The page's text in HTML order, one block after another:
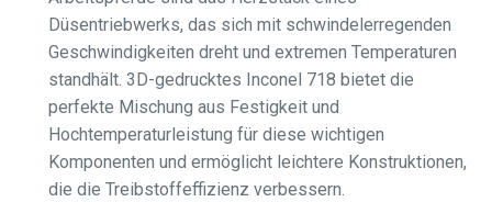
Düsentriebwerks, das sich mit schwindelerregenden
Geschwindigkeiten dreht und extremen Temperaturen
standhält. 3D-gedrucktes Inconel 718 bietet die
perfekte Mischung aus Festigkeit und
Hochtemperaturleistung für diese wichtigen
Komponenten und ermöglicht leichtere Konstruktionen,
die die Treibstoffeffizienz verbessern.